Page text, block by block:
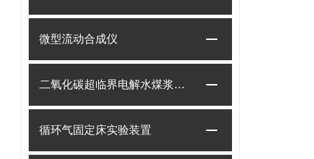
微型流动合成仪
二氧化碳超临界电解水煤浆制甲烷装置
循环气固定床实验装置